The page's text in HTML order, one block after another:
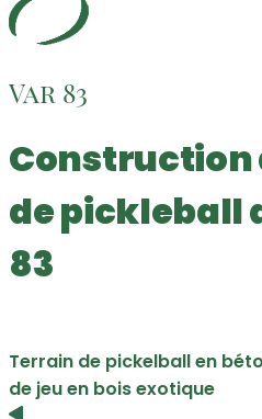
Var 83
Construction
de pickleball
83
Terrain de pickelball en
de jeu en bois exotique